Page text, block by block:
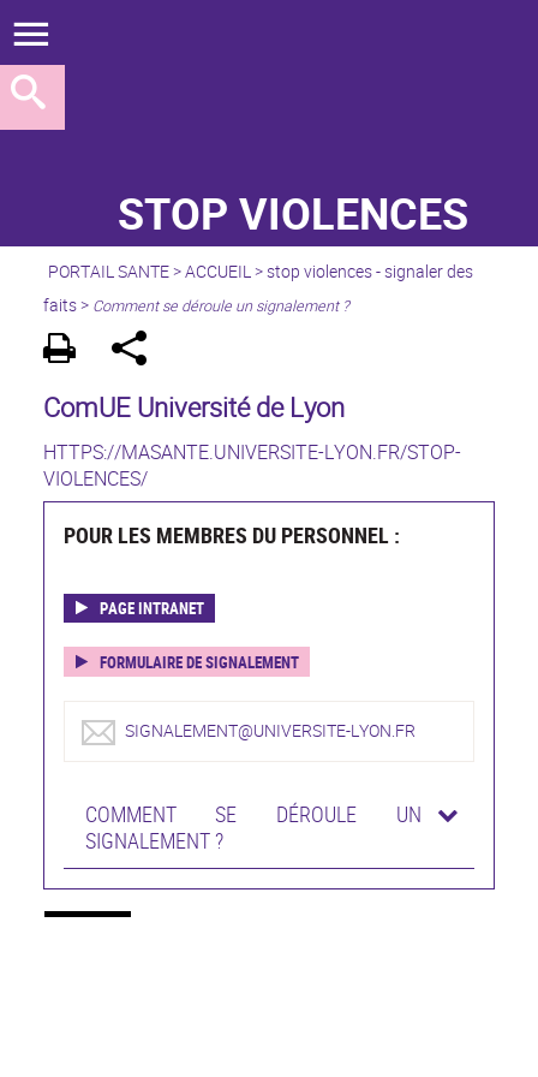
STOP VIOLENCES
PORTAIL SANTE>ACCUEIL>stop violences - signaler des
faits> Comment se déroule un signalement ?
ComUE Université de Lyon
HTTPS://MASANTE.UNIVERSITE-LYON.FR/STOP-
VIOLENCES/
POUR LES MEMBRES DU PERSONNEL :
PAGE INTRANET
FORMULAIRE DE SIGNALEMENT
SIGNALEMENT@UNIVERSITE-LYON.FR
COMMENT SE DÉROULE UN
SIGNALEMENT ?